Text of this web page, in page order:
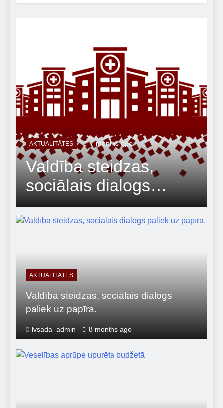
AKTUALITĀTES 7 months ago
Valdība steidzas,
sociālais dialogs
paliek uz papīra.
AKTUALITĀTES
Valdība steidzas, sociālais dialogs
paliek uz papīra.
lvsada_admin 8 months ago